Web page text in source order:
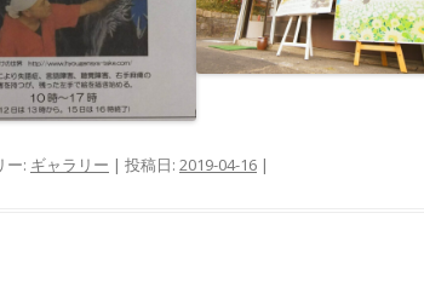
ー: ギャラリー | 投稿日: 2019-04-16 |